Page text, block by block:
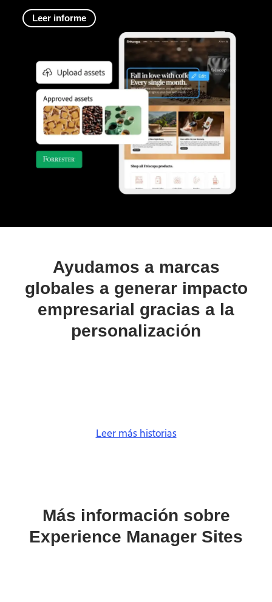
Leer informe
Ayudamos a marcas
globales a generar impacto
empresarial gracias a la
personalización
Leer más historias
Más información sobre
Experience Manager Sites